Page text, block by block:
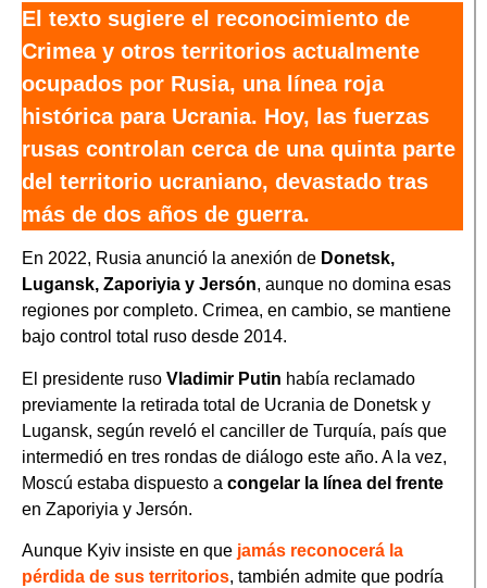
El texto sugiere el reconocimiento de
Crimea y otros territorios actualmente
ocupados por Rusia, una línea roja
histórica para Ucrania. Hoy, las fuerzas
rusas controlan cerca de una quinta parte
del territorio ucraniano, devastado tras
más de dos años de guerra.
En 2022, Rusia anunció la anexión de Donetsk,
Lugansk, Zaporiyia y Jersón, aunque no domina esas
regiones por completo. Crimea, en cambio, se mantiene
bajo control total ruso desde 2014.
El presidente ruso Vladimir Putin había reclamado
previamente la retirada total de Ucrania de Donetsk y
Lugansk, según reveló el canciller de Turquía, país que
intermedió en tres rondas de diálogo este año. A la vez,
Moscú estaba dispuesto a congelar la línea del frente
en Zaporiyia y Jersón.
Aunque Kyiv insiste en que jamás reconocerá la
pérdida de sus territorios, también admite que podría